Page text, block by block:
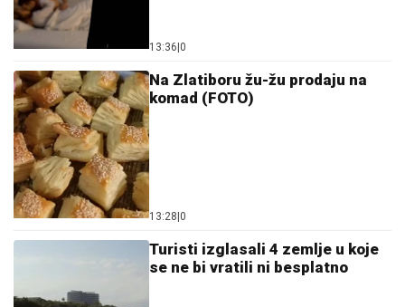
13:36 0
Na Zlatiboru žu-žu prodaju na
komad (FOTO)
13:28 0
Turisti izglasali 4 zemlje u koje
se ne bi vratili ni besplatno